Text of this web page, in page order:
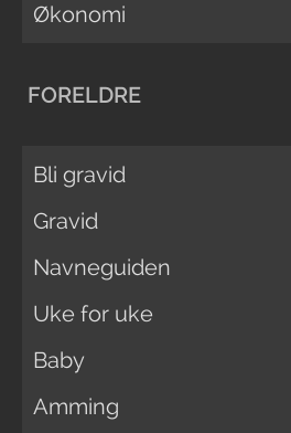
Økonomi
FORELDRE
Bli gravid
Gravid
Navneguiden
Uke for uke
Baby
Amming